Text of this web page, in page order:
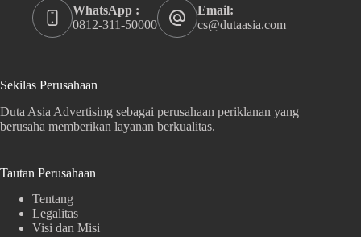
WhatsApp :
0812-311-50000
Email:
cs@dutaasia.com
Sekilas Perusahaan
Duta Asia Advertising sebagai perusahaan periklanan yang
berusaha memberikan layanan berkualitas.
Tautan Perusahaan
Tentang
Legalitas
Visi dan Misi